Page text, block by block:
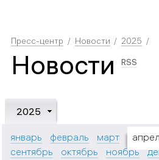
Пресс-центр Новости 2025
Новости RSS
2025
январь февраль март
сентябрь
октябрь ноябрь